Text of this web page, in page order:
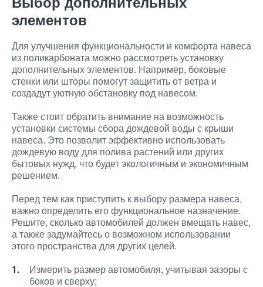
элементов
Для улучшения функциональности и комфорта навеса
из поликарбоната можно рассмотреть установку
дополнительных элементов. Например, боковые
стенки или шторы помогут защитить от ветра и
создадут уютную обстановку под навесом.
Также стоит обратить внимание на возможность
установки системы сбора дождевой воды с крыши
навеса. Это позволит эффективно использовать
дождевую воду для полива растений или других
бытовых нужд, что будет экологичным и экономичным
решением.
Перед тем как приступить к выбору размера навеса,
важно определить его функциональное назначение.
Решите, сколько автомобилей должен вмещать навес,
а также задумайтесь о возможном использовании
этого пространства для других целей.
Измерить размер автомобиля, учитывая зазоры с
боков и сверху;